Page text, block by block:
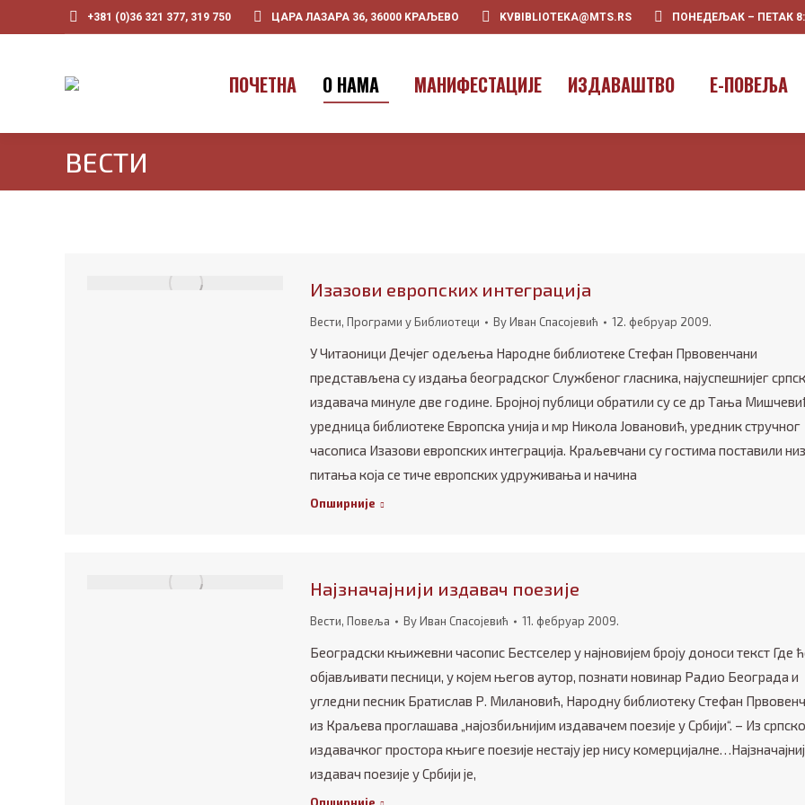
+381 (0)36 321 377, 319 750 ЦАРА ЛАЗАРА 36, 36000 KРАЉЕВО KVBIBLIOTEKA@MTS.RS ПОНЕДЕЉАК – ПЕТАК
ПOЧЕТНА О НАМА МАНИФЕСТАЦИЈЕ ИЗДАВАШТВО E-ПОВЕЉА
ВЕСТИ
Изазови европских интеграција
Вести, Програми у Библиотеци ByИван Спасојевић 12. фебруар 2009.
У Читаоници Дечјег одељења Народне библиотеке Стефан Првовенчани
представљена су издања београдског Службеног гласника, најуспешнијег
издавача минуле две године. Бројној публици обратили су се др Тања
уредница библиотеке Европска унија и мр Никола Јовановић, уредник стручног
часописа Изазови европских интеграција. Краљевчани су гостима поставили низ
питања која се тиче европских удруживања и начина
Опширније
Најзначајнији издавач поезије
Вести, Повеља ByИван Спасојевић 11. фебруар 2009.
Београдски књижевни часопис Бестселер у најновијем броју доноси текст Где
објављивати песници, у којем његов аутор, познати новинар Радио Београда и
угледни песник Братислав Р. Милановић, Народну библиотеку Стефан
из Краљева проглашава „најозбиљнијим издавачем поезије у Србији“. – Из
издавачког простора књиге поезије нестају јер нису
издавач поезије у Србији је,
ПOЧЕТНА О НАМА